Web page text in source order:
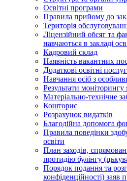
Освiтнi програми
Правила прийому до
Територiя
Ліцензійний обсяг та
навчаються в закладі
Кадровий склад
Наявність вакантних
Додатковi освiтнi
Навчання осіб з
Результати моніторингу
Матеріально-технічне
Кошторис
Розрахунок видатків
Благодійна допомога
Правила поведінки
освіти
План заходів,
протидію булінгу
Порядок подання та
конфіденційності) заяв